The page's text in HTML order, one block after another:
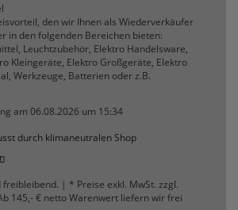
den wir Ihnen als Wiederverkäufer
in den folgenden Bereichen bieten:
Leuchtzubehör, Elektro Handelsware,
Kleingeräte, Elektro Großgeräte, Elektro
Werkzeuge, Batterien oder z.B.
am 06.08.2026 um 15:34
durch klimaneutralen Shop
| * Preise exkl. MwSt. zzgl.
145,- € netto Warenwert liefern wir frei